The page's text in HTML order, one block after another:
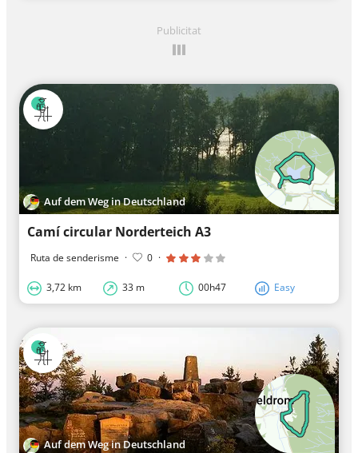
Publicitat
Auf dem Weg in Deutschland
Camí circular Norderteich A3
Ruta de senderisme · 0 ·
3,72 km 33 m 00h47 Easy
Auf dem Weg in Deutschland